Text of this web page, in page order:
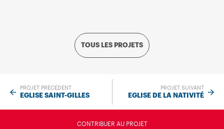
TOUS LES PROJETS
PROJET PRÉCÉDENT
EGLISE SAINT-GILLES
PROJET SUIVANT
EGLISE DE LA NATIVITÉ
CONTRIBUER AU PROJET